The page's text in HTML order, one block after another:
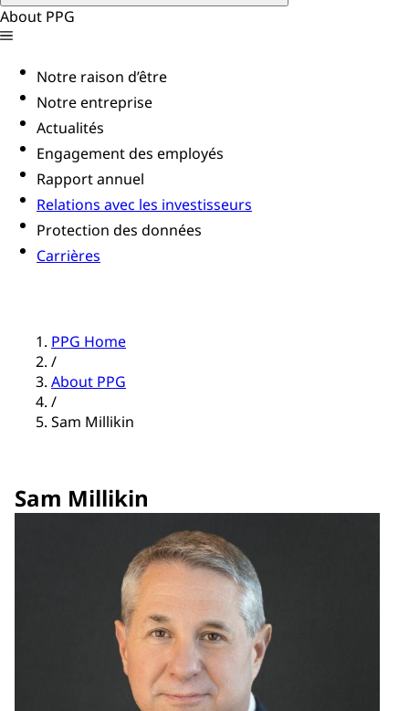
About PPG
Notre raison d’être
Notre entreprise
Actualités
Engagement des employés
Rapport annuel
Relations avec les investisseurs
Protection des données
Carrières
PPG Home
/
About PPG
/
Sam Millikin
Sam Millikin